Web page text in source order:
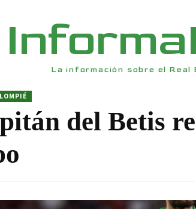
La información sobre el Real
del Betis